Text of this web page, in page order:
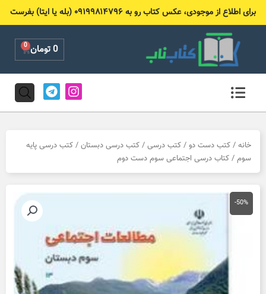
برای اطلاع از موجودی، عکس کتاب رو به ۰۹۱۹۹۸۱۴۷۹۶ (بله یا ایتا) بفرست
0تومان 0
Cart
I
n
s
g
a
T
e
l
r
m
خانه / کتب دست دو / کتب درسی / کتب درسی دبستان / کتب درسی پایه
سوم / کتاب درسی اجتماعی سوم دست دوم
-50%